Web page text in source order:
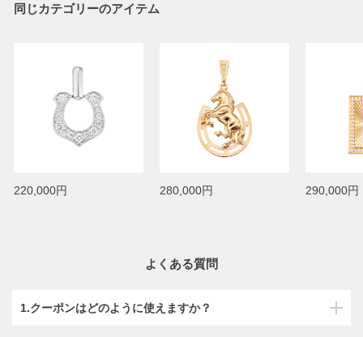
同じカテゴリーのアイテム
220,000円 280,000円 290,000円
よくある質問
1.クーポンはどのように使えますか？